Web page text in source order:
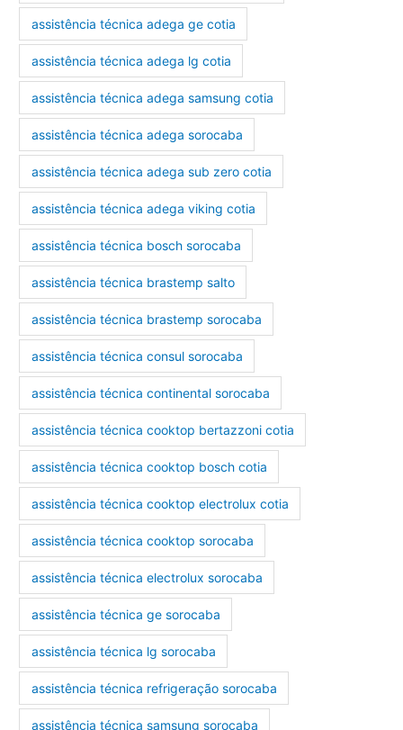
assistência técnica adega ge cotia
assistência técnica adega lg cotia
assistência técnica adega samsung cotia
assistência técnica adega sorocaba
assistência técnica adega sub zero cotia
assistência técnica adega viking cotia
assistência técnica bosch sorocaba
assistência técnica brastemp salto
assistência técnica brastemp sorocaba
assistência técnica consul sorocaba
assistência técnica continental sorocaba
assistência técnica cooktop bertazzoni cotia
assistência técnica cooktop bosch cotia
assistência técnica cooktop electrolux cotia
assistência técnica cooktop sorocaba
assistência técnica electrolux sorocaba
assistência técnica ge sorocaba
assistência técnica lg sorocaba
assistência técnica refrigeração sorocaba
assistência técnica samsung sorocaba